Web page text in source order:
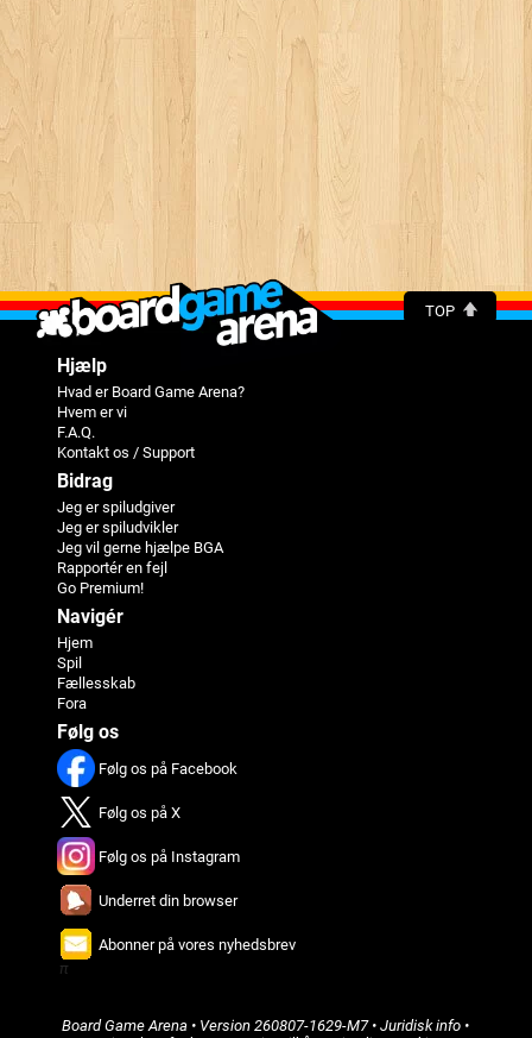
TOP
Hjælp
Hvad er Board Game Arena?
Hvem er vi
F.A.Q.
Kontakt os / Support
Bidrag
Jeg er spiludgiver
Jeg er spiludvikler
Jeg vil gerne hjælpe BGA
Rapportér en fejl
Go Premium!
Navigér
Hjem
Spil
Fællesskab
Fora
Følg os
Følg os på Facebook
Følg os på X
Følg os på Instagram
Underret din browser
Abonner på vores nyhedsbrev
Board Game Arena • Version260807-1629-M7•Juridisk info •
π